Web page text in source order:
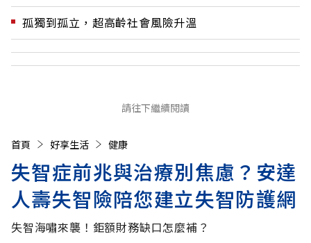
孤獨到孤立，超高齡社會風險升溫
請往下繼續閱讀
首頁 好享生活 健康
失智症前兆與治療別焦慮？安達
人壽失智險陪您建立失智防護網
失智海嘯來襲！鉅額財務缺口怎麼補？